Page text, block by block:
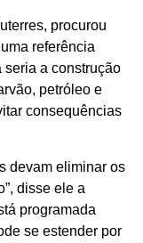
procurou
referência
seria a construção
petróleo e
consequências
devam eliminar os
disse ele a
programada
se estender por